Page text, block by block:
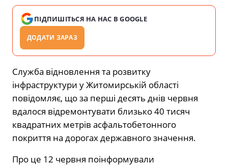
ПІДПИШІТЬСЯ НА НАС В GOOGLE
ДОДАТИ ЗАРАЗ
Служба відновлення та розвитку
інфраструктури у Житомирській області
повідомляє, що за перші десять днів червня
вдалося відремонтувати близько 40 тисяч
квадратних метрів асфальтобетонного
покриття на дорогах державного значення.
Про це 12 червня поінформували